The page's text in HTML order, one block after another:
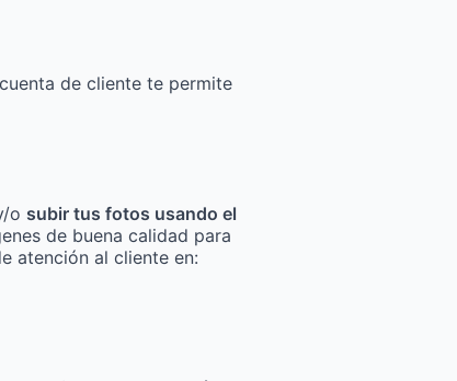
de cliente te permite
o subir tus fotos usando el
de buena calidad para
atención al cliente en: